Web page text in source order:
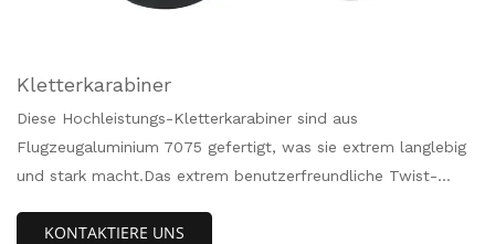
Kletterkarabiner
Diese Hochleistungs-Kletterkarabiner sind aus
Flugzeugaluminium 7075 gefertigt, was sie extrem langlebig
und stark macht.Das extrem benutzerfreundliche Twist-
mit einer Hand zu bedienen.Dieser Karabiner lässt sich
KONTAKTIERE UNS